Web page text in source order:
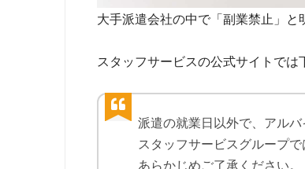
大手派遣会社の中で「副業禁止」と
スタッフサービスの公式サイトでは
派遣の就業日以外で、アル
スタッフサービスグループ
あらかじめご了承ください。